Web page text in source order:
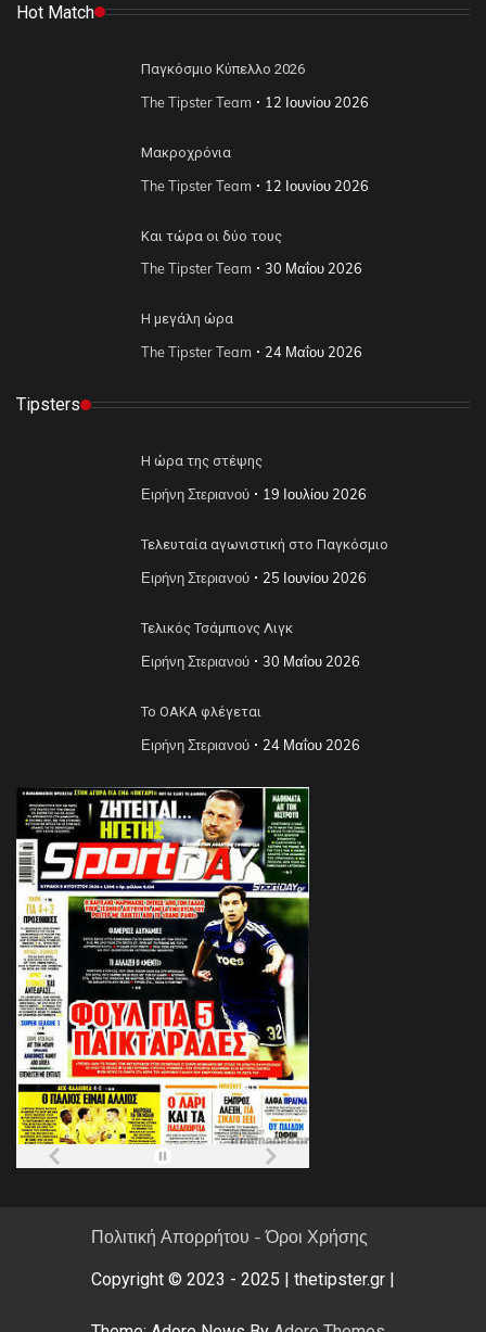
Hot Match
Παγκόσμιο Κύπελλο 2026
The Tipster Team 12 Ιουνίου 2026
Μακροχρόνια
The Tipster Team 12 Ιουνίου 2026
Και τώρα οι δύο τους
The Tipster Team 30 Μαΐου 2026
Η μεγάλη ώρα
The Tipster Team 24 Μαΐου 2026
Tipsters
Η ώρα της στέψης
Ειρήνη Στεριανού 19 Ιουλίου 2026
Τελευταία αγωνιστική στο Παγκόσμιο
Ειρήνη Στεριανού 25 Ιουνίου 2026
Τελικός Τσάμπιονς Λιγκ
Ειρήνη Στεριανού 30 Μαΐου 2026
Το ΟΑΚΑ φλέγεται
Ειρήνη Στεριανού 24 Μαΐου 2026
Πολιτική Απορρήτου - Όροι Χρήσης
Copyright © 2023 - 2025 | thetipster.gr |